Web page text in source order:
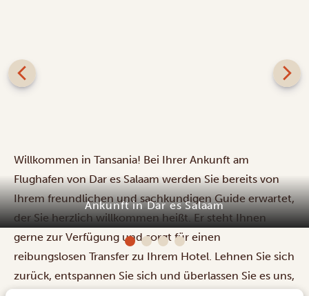
Ankunft in Dar es Salaam
Willkommen in Tansania! Bei Ihrer Ankunft am
Flughafen von Dar es Salaam werden Sie bereits von
Ihrem freundlichen und sachkundigen Guide erwartet,
der Sie herzlich willkommen heißt. Er steht Ihnen
gerne zur Verfügung und sorgt für einen
reibungslosen Transfer zu Ihrem Hotel. Lehnen Sie sich
zurück, entspannen Sie sich und überlassen Sie es uns,